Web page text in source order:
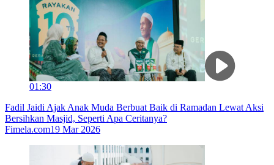
01:30
Fadil Jaidi Ajak Anak Muda Berbuat Baik di Ramadan Lewat Aksi
Bersihkan Masjid, Seperti Apa Ceritanya?
Fimela.com19 Mar 2026